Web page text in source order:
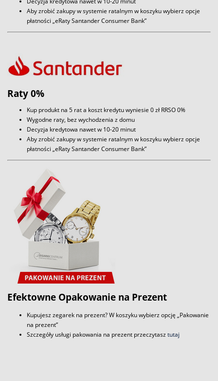
Aby zrobić zakupy w systemie ratalnym w koszyku wybierz opcje
płatności „eRaty Santander Consumer Bank”
Raty 0%
Kup produkt na 5 rat a koszt kredytu wyniesie 0 zł RRSO 0%
Wygodne raty, bez wychodzenia z domu
Decyzja kredytowa nawet w 10-20 minut
Aby zrobić zakupy w systemie ratalnym w koszyku wybierz opcje
płatności „eRaty Santander Consumer Bank”
Efektowne Opakowanie na Prezent
Kupujesz zegarek na prezent? W koszyku wybierz opcję „Pakowanie
na prezent”
Szczegóły usługi pakowania na prezent przeczytasztutaj